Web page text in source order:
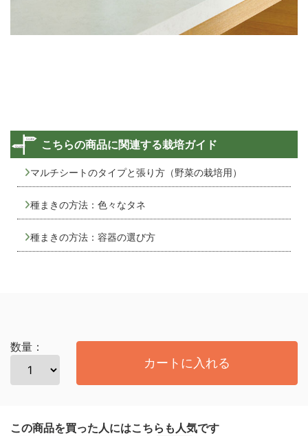
こちらの商品に関連する栽培ガイド
マルチシートのタイプと張り方（野菜の栽培用）
種まきの方法：色々なタネ
種まきの方法：容器の選び方
数量：
カートに入れる
この商品を買った人にはこちらも人気です